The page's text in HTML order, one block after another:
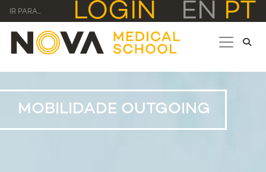
IR PARA... LOGIN EN PT
MOBILIDADE OUTGOING